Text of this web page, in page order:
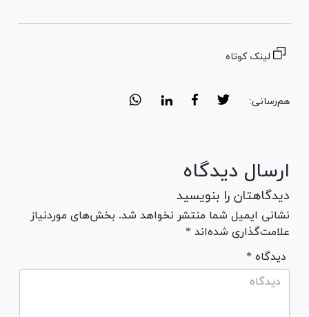
لینک کوتاه
هم‌رسانی:
ارسال دیدگاه
دیدگاهتان را بنویسید
نشانی ایمیل شما منتشر نخواهد شد. بخش‌های موردنیاز
علامت‌گذاری شده‌اند *
* دیدگاه